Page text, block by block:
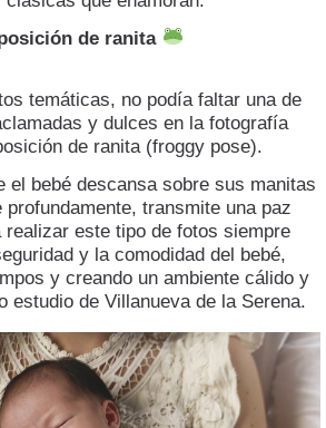
de ranita
temáticas, no podía faltar una de
y dulces en la fotografía
de ranita (froggy pose).
el bebé descansa sobre sus manitas
profundamente, transmite una paz
realizar este tipo de fotos siempre
y la comodidad del bebé,
y creando un ambiente cálido y
estudio de Villanueva de la Serena.